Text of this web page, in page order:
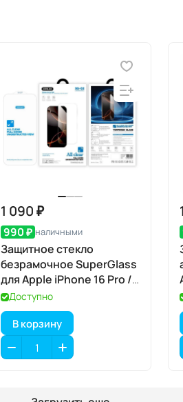
1 090 ₽
990 ₽ наличными
Защитное стекло
безрамочное SuperGlass
для Apple iPhone 16 Pro /
17 / 17 Pro
Доступно
В корзину